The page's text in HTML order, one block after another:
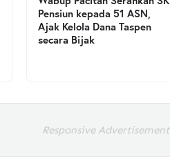
Pensiun kepada 51 ASN,
Ajak Kelola Dana Taspen
secara Bijak
Responsive Advertisement